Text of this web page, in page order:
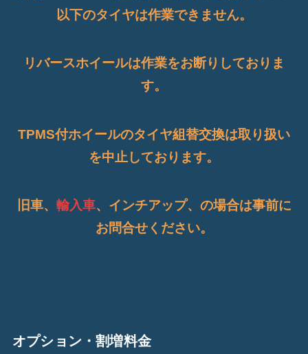
以下のタイヤは作業できません。
リバースホイールは作業をお断りしておりま
す。
TPMS付ホイールのタイヤ組替交換は取り扱い
を中止しております。
旧車、 輸入車、インチアップ、の場合は事前に
お問合せください。
オプション・割増料金